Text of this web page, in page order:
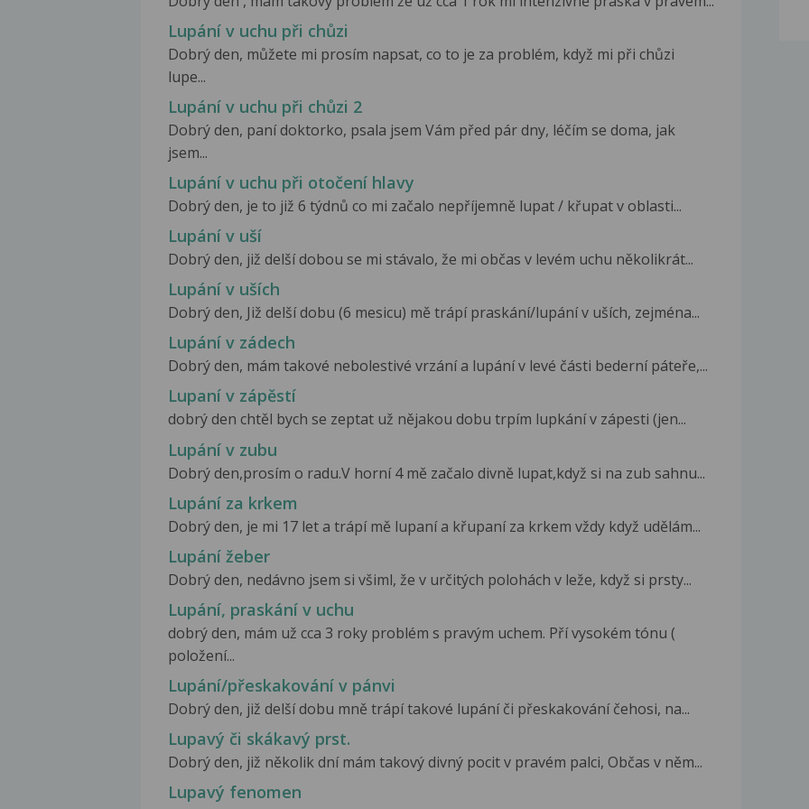
Lupání v uchu při chůzi
Dobrý den, můžete mi prosím napsat, co to je za problém, když mi při chůzi
lupe...
Lupání v uchu při chůzi 2
Dobrý den, paní doktorko, psala jsem Vám před pár dny, léčím se doma, jak
jsem...
Lupání v uchu při otočení hlavy
Dobrý den, je to již 6 týdnů co mi začalo nepříjemně lupat / křupat v oblasti...
Lupání v uší
Dobrý den, již delší dobou se mi stávalo, že mi občas v levém uchu několikrát...
Lupání v uších
Dobrý den, Již delší dobu (6 mesicu) mě trápí praskání/lupání v uších, zejména...
Lupání v zádech
Dobrý den, mám takové nebolestivé vrzání a lupání v levé části bederní páteře,...
Lupaní v zápěstí
dobrý den chtěl bych se zeptat už nějakou dobu trpím lupkání v zápesti (jen...
Lupání v zubu
Dobrý den,prosím o radu.V horní 4 mě začalo divně lupat,když si na zub sahnu...
Lupání za krkem
Dobrý den, je mi 17 let a trápí mě lupaní a křupaní za krkem vždy když udělám...
Lupání žeber
Dobrý den, nedávno jsem si všiml, že v určitých polohách v leže, když si prsty...
Lupání, praskání v uchu
dobrý den, mám už cca 3 roky problém s pravým uchem. Pří vysokém tónu (
položení...
Lupání/přeskakování v pánvi
Dobrý den, již delší dobu mně trápí takové lupání či přeskakování čehosi, na...
Lupavý či skákavý prst.
Dobrý den, již několik dní mám takový divný pocit v pravém palci, Občas v něm...
Lupavý fenomen